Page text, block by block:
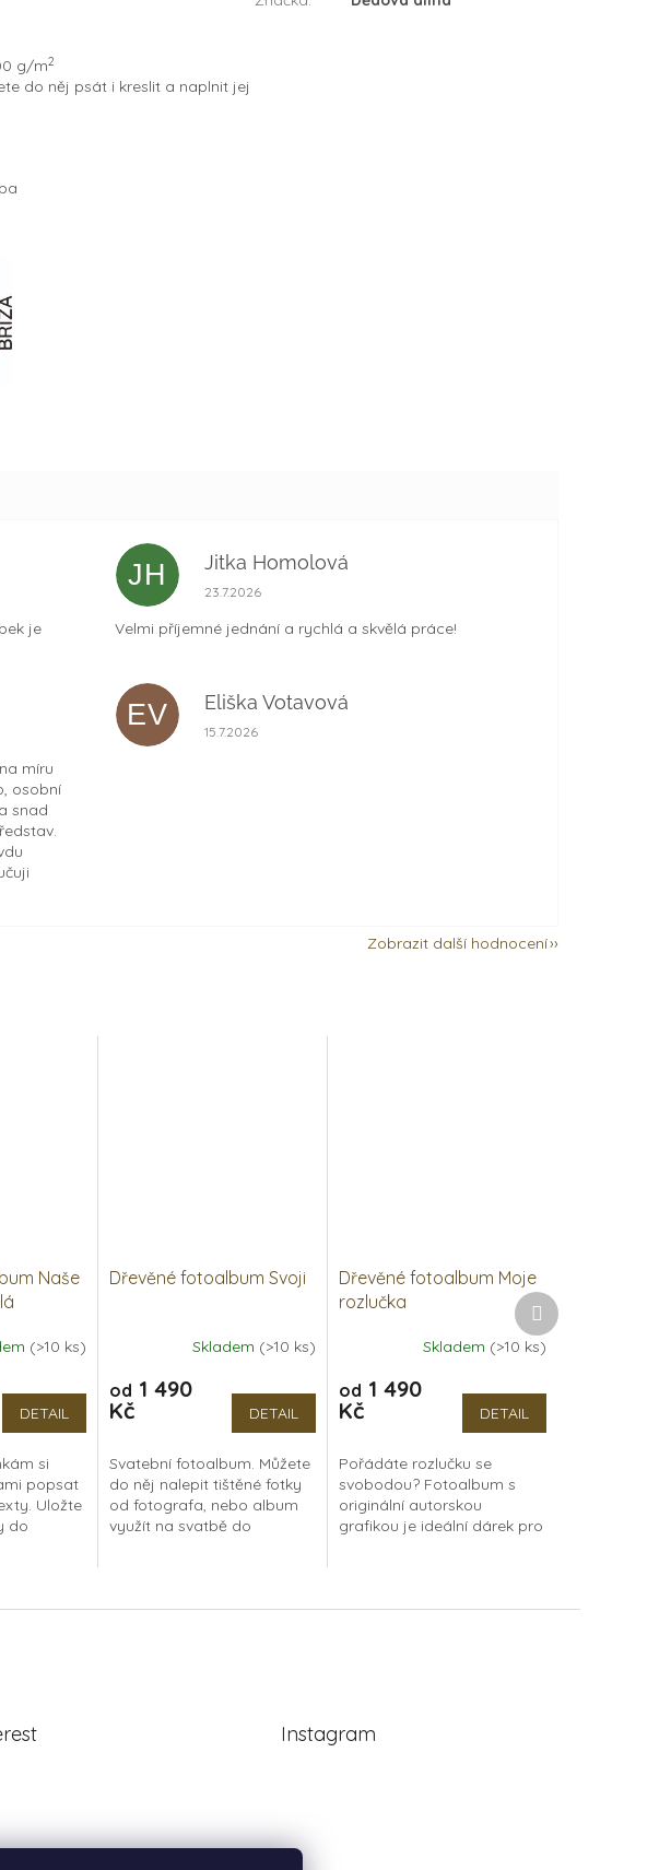
Naše
(>10 ks)
DETAIL
si
popsat
Uložte
do
Dřevěné fotoalbum Svoji
produktu
je
5
hvězdiček.
Skladem (>10 ks)
od 1 490
Kč
DETAIL
Svatební fotoalbum. Můžete
do něj nalepit tištěné fotky
od fotografa, nebo album
využít na svatbě do
Dřevěné fotoalbum Moje
rozlučka
produktu
je
5
hvězdiček.
Skladem (>10 ks)
od 1 490
Kč
DETAIL
Pořádáte rozlučku se
svobodou? Fotoalbum s
originální autorskou
grafikou je ideální dárek pro
Další
produkt
g/m2
do něj psát i kreslit a naplnit jej
je
JH Jitka Homolová
Hodnocení obchodu je 5 z 5 hvězdiček.
23.7.2026
Velmi příjemné jednání a rychlá a skvělá práce!
míru
osobní
snad
EV Eliška Votavová
Hodnocení obchodu je 5 z 5 hvězdiček.
15.7.2026
Zobrazit další hodnocení
Instagram